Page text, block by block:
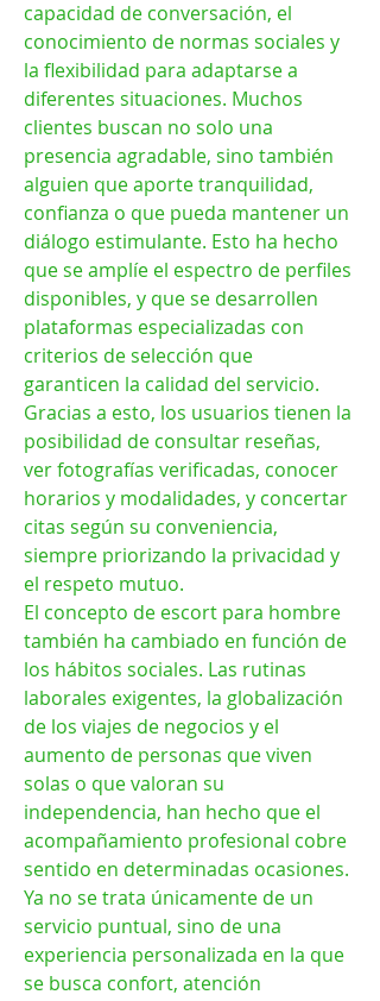
capacidad de conversación, el
conocimiento de normas sociales y
la flexibilidad para adaptarse a
diferentes situaciones. Muchos
clientes buscan no solo una
presencia agradable, sino también
alguien que aporte tranquilidad,
confianza o que pueda mantener un
diálogo estimulante. Esto ha hecho
que se amplíe el espectro de perfiles
disponibles, y que se desarrollen
plataformas especializadas con
criterios de selección que
garanticen la calidad del servicio.
Gracias a esto, los usuarios tienen la
posibilidad de consultar reseñas,
ver fotografías verificadas, conocer
horarios y modalidades, y concertar
citas según su conveniencia,
siempre priorizando la privacidad y
el respeto mutuo.
El concepto de escort para hombre
también ha cambiado en función de
los hábitos sociales. Las rutinas
laborales exigentes, la globalización
de los viajes de negocios y el
aumento de personas que viven
solas o que valoran su
independencia, han hecho que el
acompañamiento profesional cobre
sentido en determinadas ocasiones.
Ya no se trata únicamente de un
servicio puntual, sino de una
experiencia personalizada en la que
se busca confort, atención